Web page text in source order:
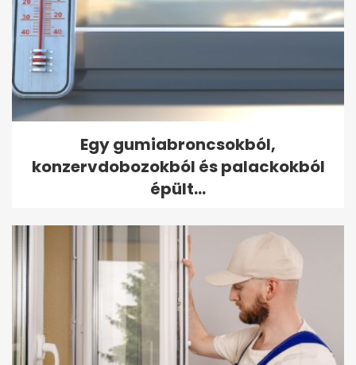
Egy gumiabroncsokból,
konzervdobozokból és palackokból
épült...